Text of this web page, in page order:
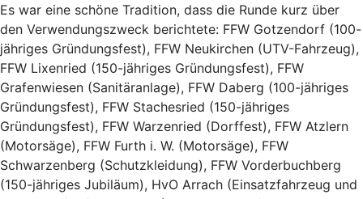
Es war eine schöne Tradition, dass die Runde kurz über
den Verwendungszweck berichtete: FFW Gotzendorf (100-
jähriges Gründungsfest), FFW Neukirchen (UTV-Fahrzeug),
FFW Lixenried (150-jähriges Gründungsfest), FFW
Grafenwiesen (Sanitäranlage), FFW Daberg (100-jähriges
Gründungsfest), FFW Stachesried (150-jähriges
Gründungsfest), FFW Warzenried (Dorffest), FFW Atzlern
(Motorsäge), FFW Furth i. W. (Motorsäge), FFW
Schwarzenberg (Schutzkleidung), FFW Vorderbuchberg
(150-jähriges Jubiläum), HvO Arrach (Einsatzfahrzeug und